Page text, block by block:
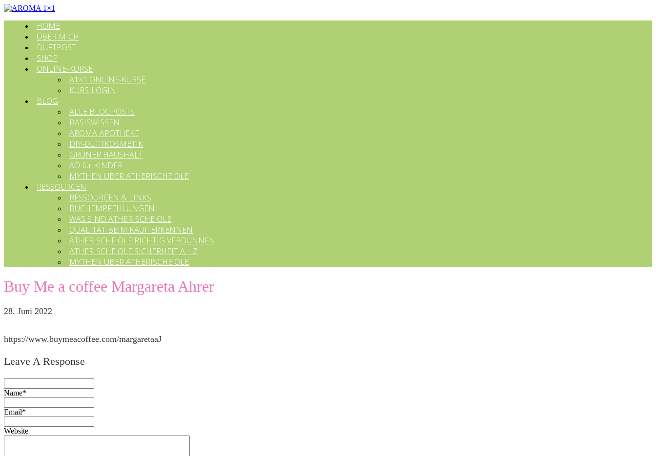
HOME
ÜBER MICH
DUFTPOST
SHOP
ONLINE-KURSE
A1×1 ONLINE-KURSE
KURS-LOGIN
BLOG
ALLE BLOGPOSTS
BASISWISSEN
AROMA-APOTHEKE
DIY-DUFTKOSMETIK
GRÜNER HAUSHALT
ÄÖ für KINDER
MYTHEN ÜBER ÄTHERISCHE ÖLE
RESSOURCEN
RESSOURCEN & LINKS
BUCHEMPFEHLUNGEN
WAS SIND ÄTHERISCHE ÖLE
QUALITÄT BEIM KAUF ERKENNEN
ÄTHERISCHE ÖLE RICHTIG VERDÜNNEN
ÄTHERISCHE ÖLE SICHERHEIT A – Z
MYTHEN ÜBER ÄTHERISCHE ÖLE
Buy Me a coffee Margareta Ahrer
28. Juni 2022
https://www.buymeacoffee.com/margaretaaJ
Leave A Response
Name*
Email*
Website